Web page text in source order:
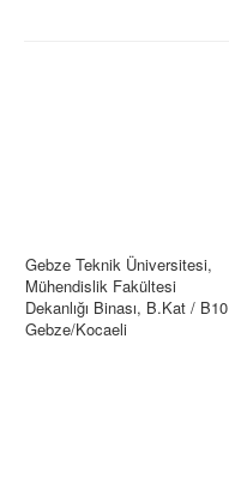
Gebze Teknik Üniversitesi,
Mühendislik Fakültesi
Dekanlığı Binası, B.Kat / B10
Gebze/Kocaeli